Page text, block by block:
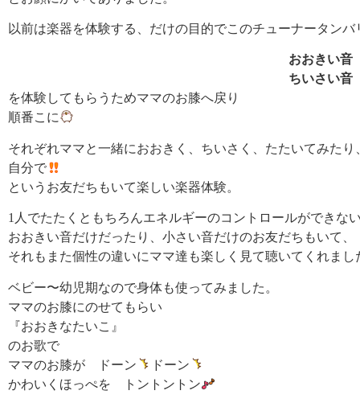
以前は楽器を体験する、だけの目的でこのチューナータン
おおきい音
ちいさい音
を体験してもらうためママのお膝へ戻り
順番こに
それぞれママと一緒におおきく、ちいさく、たたいてみたり
自分で
というお友だちもいて楽しい楽器体験。
1人でたたくともちろんエネルギーのコントロールができな
おおきい音だけだったり、小さい音だけのお友だちもいて、
それもまた個性の違いにママ達も楽しく見て聴いてくれまし
ベビー〜幼児期なので身体も使ってみました。
ママのお膝にのせてもらい
『おおきなたいこ』
のお歌で
ママのお膝が ドーン
ドーン
かわいくほっぺを トントントン